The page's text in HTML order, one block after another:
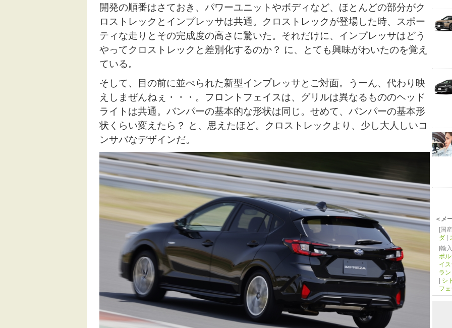
開発の順番はさておき、パワーユニットやボディなど、ほとんどの部分がク
ロストレックとインプレッサは共通。クロストレックが登場した時、スポー
ティな走りとその完成度の高さに驚いた。それだけに、インプレッサはどう
やってクロストレックと差別化するのか？ に、とても興味がわいたのを覚え
ている。
そして、目の前に並べられた新型インプレッサとご対面。うーん、代わり映
えしまぜんねぇ・・・。フロントフェイスは、グリルは異なるもののヘッド
ライトは共通。バンパーの基本的な形状は同じ。せめて、バンパーの基本形
状くらい変えたら？ と、思えたほど。クロストレックより、少し大人しいコ
ンサバなデザインだ。
＜メ
[国
ダ
[輸
ポ
イ
ラ
シ
フ